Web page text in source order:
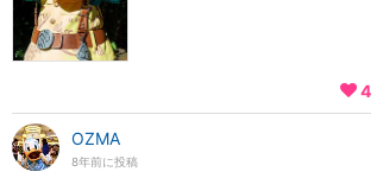
4
OZMA
8年前に投稿